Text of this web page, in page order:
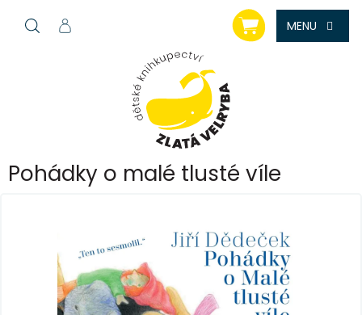
NÁKUPNÍ
KOŠÍK
Pohádky o malé tlusté víle